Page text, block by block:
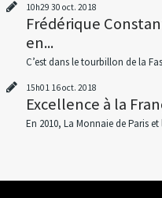
10h29 30 oct. 2018
Frédérique
en...
C’est dans le tourbillon de la
15h01 16oct. 2018
Excellence à la
En 2010, La Monnaie de Paris et